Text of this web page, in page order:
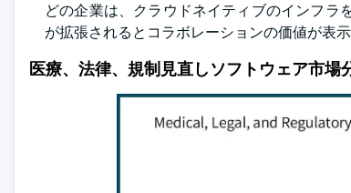
どの企業は、クラウドネイティブのインフラ
が拡張されるとコラボレーションの価値が表示
医療、法律、規制見直しソフトウェア市場